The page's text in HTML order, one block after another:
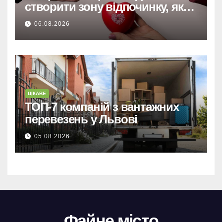
створити зону відпочинку, яку
запам’ятають гості
06.08.2026
ЦІКАВЕ
ТОП-7 компаній з вантажних
перевезень у Львові
05.08.2026